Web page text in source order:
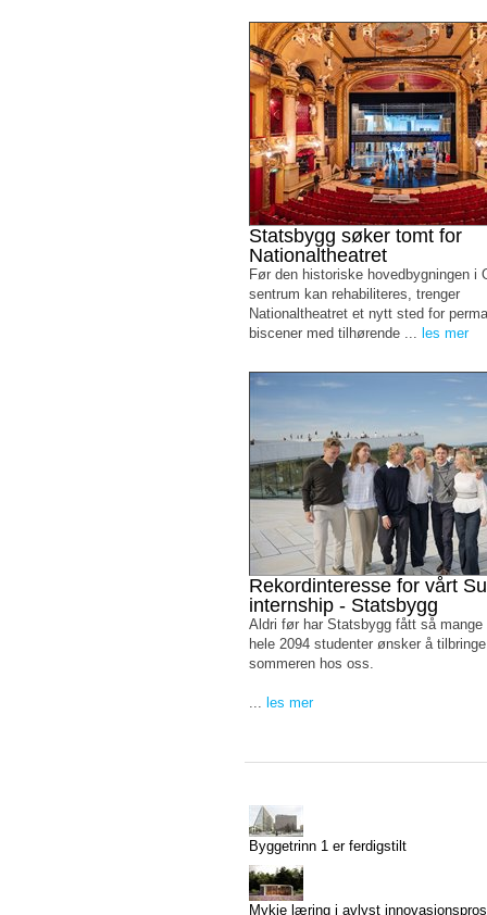
Statsbygg søker tomt for
Nationaltheatret
Før den historiske hovedbygningen i
sentrum kan rehabiliteres, trenger
Nationaltheatret et nytt sted for
biscener med tilhørende ... les mer
Rekordinteresse for vårt
internship - Statsbygg
Aldri før har Statsbygg fått så mange
hele 2094 studenter ønsker å tilbringe
sommeren hos oss.
... les mer
Byggetrinn 1 er ferdigstilt
Mykje læring i avlyst